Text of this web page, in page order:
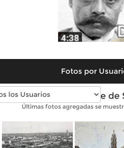
Fotos por
Fotos antiguas de Valle de
Últimas fotos agregadas se